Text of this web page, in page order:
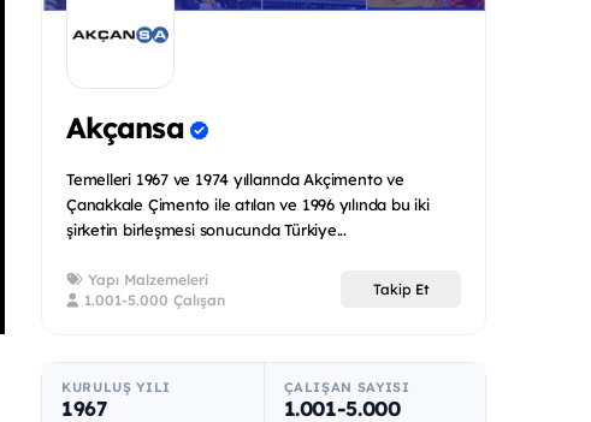
Akçansa
Temelleri 1967 ve 1974 yıllarında Akçimento ve
Çanakkale Çimento ile atılan ve 1996 yılında bu iki
şirketin birleşmesi sonucunda Türkiye...
Yapı Malzemeleri
1.001-5.000 Çalışan
Takip Et
KURULUŞ YILI
1967
ÇALIŞAN SAYISI
1.001-5.000